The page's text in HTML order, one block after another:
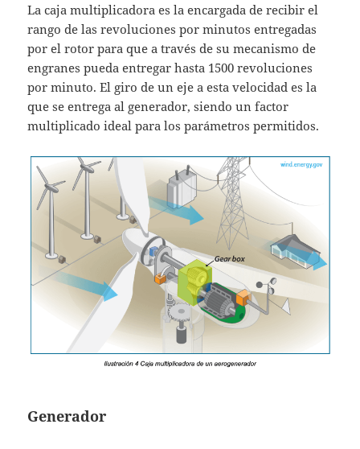
La caja multiplicadora es la encargada de recibir el
rango de las revoluciones por minutos entregadas
por el rotor para que a través de su mecanismo de
engranes pueda entregar hasta 1500 revoluciones
por minuto. El giro de un eje a esta velocidad es la
que se entrega al generador, siendo un factor
multiplicado ideal para los parámetros permitidos.
Generador